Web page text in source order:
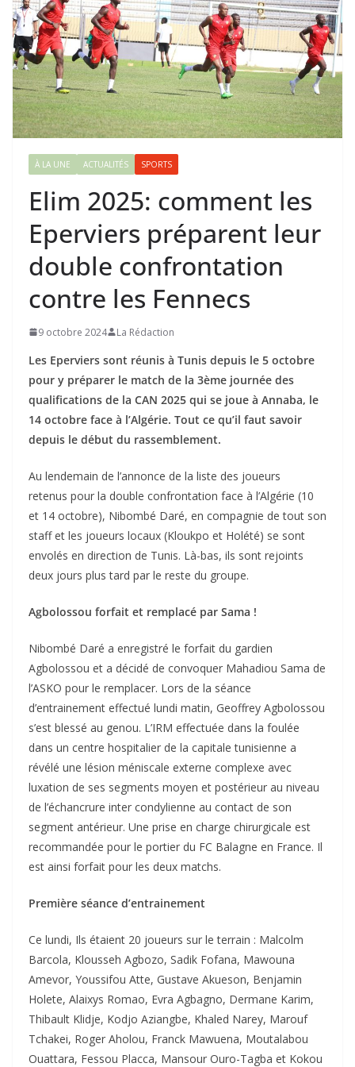
À LA UNE ACTUALITÉS SPORTS
Elim 2025: comment les
Eperviers préparent leur
double confrontation
contre les Fennecs
9 octobre 2024 La Rédaction
Les Eperviers sont réunis à Tunis depuis le 5 octobre
pour y préparer le match de la 3ème journée des
qualifications de la CAN 2025 qui se joue à Annaba, le
14 octobre face à l’Algérie. Tout ce qu’il faut savoir
depuis le début du rassemblement.
Au lendemain de l’annonce de la liste des joueurs
retenus pour la double confrontation face à l’Algérie (10
et 14 octobre), Nibombé Daré, en compagnie de tout son
staff et les joueurs locaux (Kloukpo et Holété) se sont
envolés en direction de Tunis. Là-bas, ils sont rejoints
deux jours plus tard par le reste du groupe.
Agbolossou forfait et remplacé par Sama !
Nibombé Daré a enregistré le forfait du gardien
Agbolossou et a décidé de convoquer Mahadiou Sama de
l’ASKO pour le remplacer. Lors de la séance
d’entrainement effectué lundi matin, Geoffrey Agbolossou
s’est blessé au genou. L’IRM effectuée dans la foulée
dans un centre hospitalier de la capitale tunisienne a
révélé une lésion méniscale externe complexe avec
luxation de ses segments moyen et postérieur au niveau
de l’échancrure inter condylienne au contact de son
segment antérieur. Une prise en charge chirurgicale est
recommandée pour le portier du FC Balagne en France. Il
est ainsi forfait pour les deux matchs.
Première séance d’entrainement
Ce lundi, Ils étaient 20 joueurs sur le terrain : Malcolm
Barcola, Klousseh Agbozo, Sadik Fofana, Mawouna
Amevor, Youssifou Atte, Gustave Akueson, Benjamin
Holete, Alaixys Romao, Evra Agbagno, Dermane Karim,
Thibault Klidje, Kodjo Aziangbe, Khaled Narey, Marouf
Tchakei, Roger Aholou, Franck Mawuena, Moutalabou
Ouattara, Fessou Placca, Mansour Ouro-Tagba et Kokou